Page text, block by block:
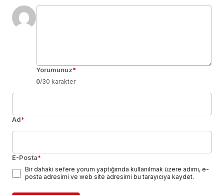
Yorumunuz*
0/30 karakter
Ad*
E-Posta*
Bir dahaki sefere yorum yaptığımda kullanılmak üzere adımı, e-
posta adresimi ve web site adresimi bu tarayıcıya kaydet.